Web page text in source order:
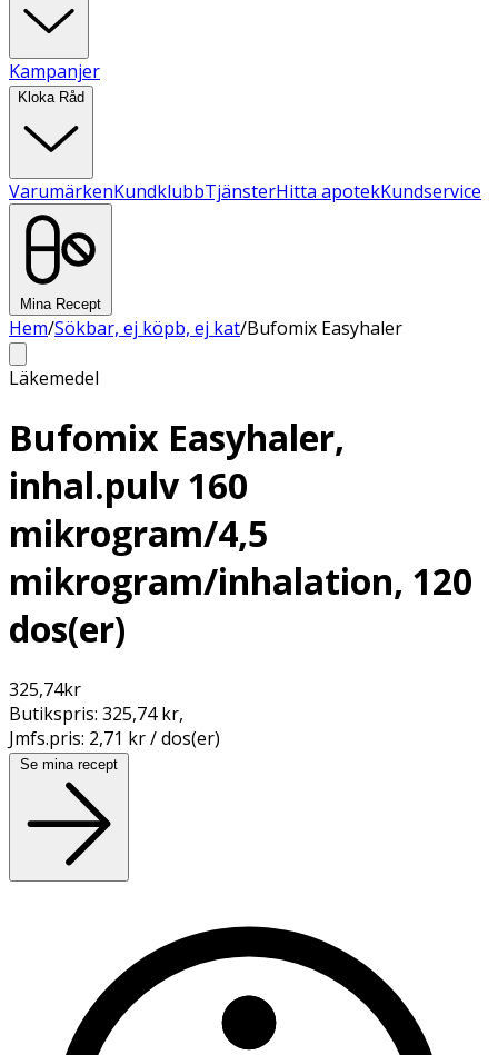
Kampanjer
Kloka Råd
VarumärkenKundklubbTjänsterHitta apotekKundservice
Mina Recept
Hem/Sökbar, ej köpb, ej kat/Bufomix Easyhaler
Läkemedel
Bufomix Easyhaler,
inhal.pulv 160
mikrogram/4,5
mikrogram/inhalation, 120
dos(er)
325,74kr
Butikspris: 325,74 kr,
Jmfs.pris: 2,71 kr / dos(er)
Se mina recept